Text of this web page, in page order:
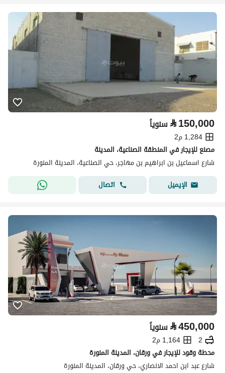
⃁150,000 سنوياً
1,284 م2
مصنع للإيجار في المنطقة الصناعية، المدينة
شارع اسماعيل بن ابراهيم بن مهاجر، حي الصناعية، المدينة المنورة
الإيميل
اتصال
⃁450,000 سنوياً
2
1,164 م2
محطة وقود للإيجار في ورقان، المدينة المنورة
شارع عبد ابن احمد الانصاري، حي ورقان، المدينة المنورة